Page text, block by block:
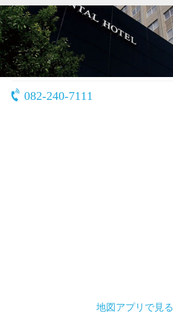
アクセスが良い
〒730-0026
広島県 広島市中区田中町6-10
082-240-7111
地図アプリで見る